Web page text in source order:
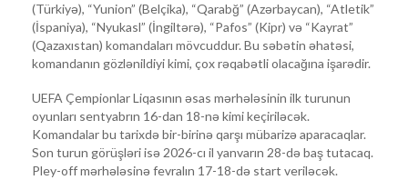
(Türkiyə), “Yunion” (Belçika), “Qarabğ” (Azərbaycan), “Atletik”
(İspaniya), “Nyukasl” (İngiltərə), “Pafos” (Kipr) və “Kayrat”
(Qazaxıstan) komandaları mövcuddur. Bu səbətin əhatəsi,
komandanın gözlənildiyi kimi, çox rəqabətli olacağına işarədir.
UEFA Çempionlar Liqasının əsas mərhələsinin ilk turunun
oyunları sentyabrın 16-dan 18-nə kimi keçiriləcək.
Komandalar bu tarixdə bir-birinə qarşı mübarizə aparacaqlar.
Son turun görüşləri isə 2026-cı il yanvarın 28-də baş tutacaq.
Pley-off mərhələsinə fevralın 17-18-də start veriləcək.